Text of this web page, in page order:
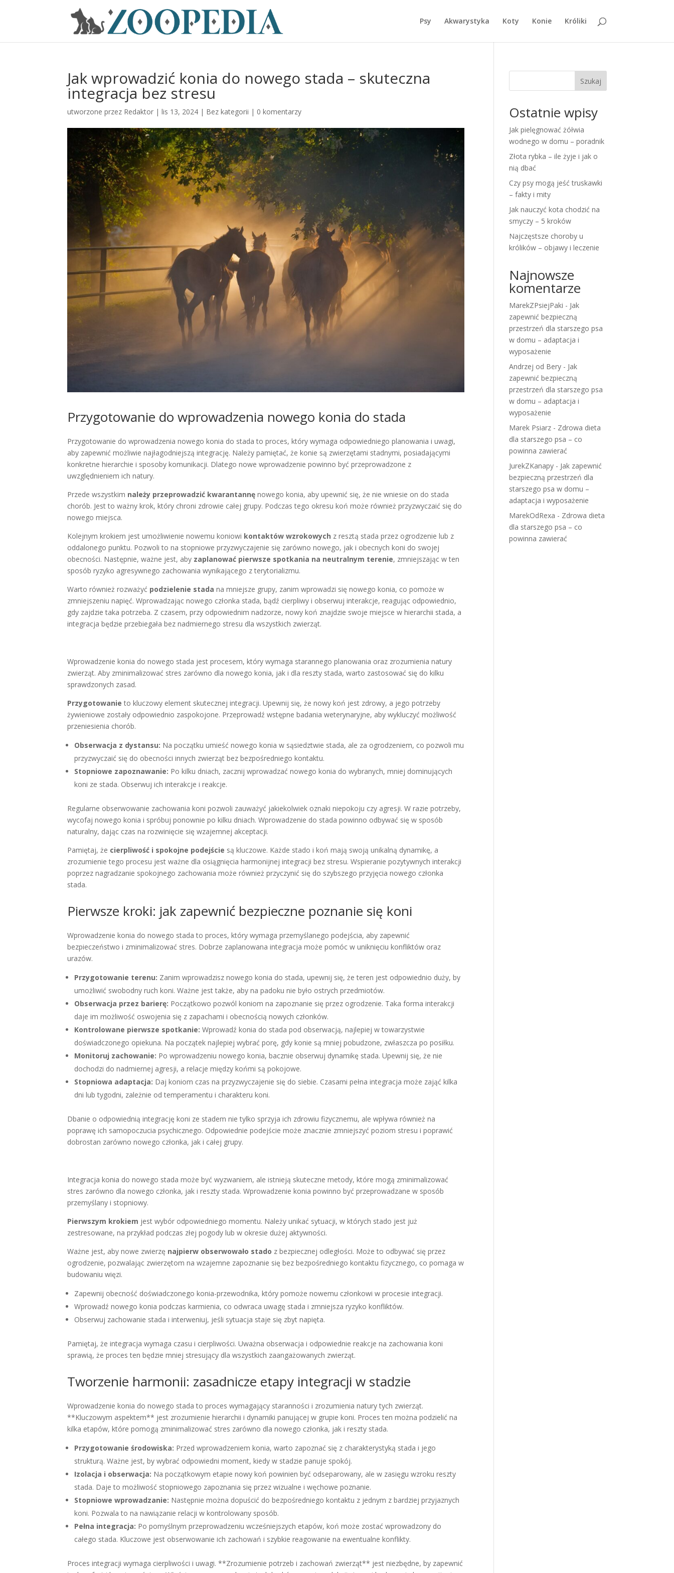
Psy Akwarystyka Koty Konie Króliki
Jak wprowadzić konia do nowego stada – skuteczna
integracja bez stresu
utworzone przez Redaktor |lis 13, 2024 | Bez kategorii | 0 komentarzy
Przygotowanie do wprowadzenia nowego konia do stada
Przygotowanie do wprowadzenia nowego konia do stada to proces, który wymaga odpowiedniego planowania i uwagi,
aby zapewnić możliwie najłagodniejszą integrację. Należy pamiętać, że konie są zwierzętami stadnymi, posiadającymi
konkretne hierarchie i sposoby komunikacji. Dlatego nowe wprowadzenie powinno być przeprowadzone z
uwzględnieniem ich natury.
Przede wszystkim należy przeprowadzić kwarantannę nowego konia, aby upewnić się, że nie wniesie on do stada
chorób. Jest to ważny krok, który chroni zdrowie całej grupy. Podczas tego okresu koń może również przyzwyczaić się do
nowego miejsca.
Kolejnym krokiem jest umożliwienie nowemu koniowi kontaktów wzrokowych z resztą stada przez ogrodzenie lub z
oddalonego punktu. Pozwoli to na stopniowe przyzwyczajenie się zarówno nowego, jak i obecnych koni do swojej
obecności. Następnie, ważne jest, aby zaplanować pierwsze spotkania na neutralnym terenie, zmniejszając w ten
sposób ryzyko agresywnego zachowania wynikającego z terytorializmu.
Warto również rozważyć podzielenie stada na mniejsze grupy, zanim wprowadzi się nowego konia, co pomoże w
zmniejszeniu napięć. Wprowadzając nowego członka stada, bądź cierpliwy i obserwuj interakcje, reagując odpowiednio,
gdy zajdzie taka potrzeba. Z czasem, przy odpowiednim nadzorze, nowy koń znajdzie swoje miejsce w hierarchii stada, a
integracja będzie przebiegała bez nadmiernego stresu dla wszystkich zwierząt.
Wprowadzenie konia do nowego stada jest procesem, który wymaga starannego planowania oraz zrozumienia natury
zwierząt. Aby zminimalizować stres zarówno dla nowego konia, jak i dla reszty stada, warto zastosować się do kilku
sprawdzonych zasad.
Przygotowanie to kluczowy element skutecznej integracji. Upewnij się, że nowy koń jest zdrowy, a jego potrzeby
żywieniowe zostały odpowiednio zaspokojone. Przeprowadź wstępne badania weterynaryjne, aby wykluczyć możliwość
przeniesienia chorób.
Obserwacja z dystansu: Na początku umieść nowego konia w sąsiedztwie stada, ale za ogrodzeniem, co pozwoli mu
przyzwyczaić się do obecności innych zwierząt bez bezpośredniego kontaktu.
Stopniowe zapoznawanie: Po kilku dniach, zacznij wprowadzać nowego konia do wybranych, mniej dominujących
koni ze stada. Obserwuj ich interakcje i reakcje.
Regularne obserwowanie zachowania koni pozwoli zauważyć jakiekolwiek oznaki niepokoju czy agresji. W razie potrzeby,
wycofaj nowego konia i spróbuj ponownie po kilku dniach. Wprowadzenie do stada powinno odbywać się w sposób
naturalny, dając czas na rozwinięcie się wzajemnej akceptacji.
Pamiętaj, że cierpliwość i spokojne podejście są kluczowe. Każde stado i koń mają swoją unikalną dynamikę, a
zrozumienie tego procesu jest ważne dla osiągnięcia harmonijnej integracji bez stresu. Wspieranie pozytywnych interakcji
poprzez nagradzanie spokojnego zachowania może również przyczynić się do szybszego przyjęcia nowego członka
stada.
Pierwsze kroki: jak zapewnić bezpieczne poznanie się koni
Wprowadzenie konia do nowego stada to proces, który wymaga przemyślanego podejścia, aby zapewnić
bezpieczeństwo i zminimalizować stres. Dobrze zaplanowana integracja może pomóc w uniknięciu konfliktów oraz
urazów.
Przygotowanie terenu: Zanim wprowadzisz nowego konia do stada, upewnij się, że teren jest odpowiednio duży, by
umożliwić swobodny ruch koni. Ważne jest także, aby na padoku nie było ostrych przedmiotów.
Obserwacja przez barierę: Początkowo pozwól koniom na zapoznanie się przez ogrodzenie. Taka forma interakcji
daje im możliwość oswojenia się z zapachami i obecnością nowych członków.
Kontrolowane pierwsze spotkanie: Wprowadź konia do stada pod obserwacją, najlepiej w towarzystwie
doświadczonego opiekuna. Na początek najlepiej wybrać porę, gdy konie są mniej pobudzone, zwłaszcza po posiłku.
Monitoruj zachowanie: Po wprowadzeniu nowego konia, bacznie obserwuj dynamikę stada. Upewnij się, że nie
dochodzi do nadmiernej agresji, a relacje między końmi są pokojowe.
Stopniowa adaptacja: Daj koniom czas na przyzwyczajenie się do siebie. Czasami pełna integracja może zająć kilka
dni lub tygodni, zależnie od temperamentu i charakteru koni.
Dbanie o odpowiednią integrację koni ze stadem nie tylko sprzyja ich zdrowiu fizycznemu, ale wpływa również na
poprawę ich samopoczucia psychicznego. Odpowiednie podejście może znacznie zmniejszyć poziom stresu i poprawić
dobrostan zarówno nowego członka, jak i całej grupy.
Integracja konia do nowego stada może być wyzwaniem, ale istnieją skuteczne metody, które mogą zminimalizować
stres zarówno dla nowego członka, jak i reszty stada. Wprowadzenie konia powinno być przeprowadzane w sposób
przemyślany i stopniowy.
Pierwszym krokiem jest wybór odpowiedniego momentu. Należy unikać sytuacji, w których stado jest już
zestresowane, na przykład podczas złej pogody lub w okresie dużej aktywności.
Ważne jest, aby nowe zwierzę najpierw obserwowało stado z bezpiecznej odległości. Może to odbywać się przez
ogrodzenie, pozwalając zwierzętom na wzajemne zapoznanie się bez bezpośredniego kontaktu fizycznego, co pomaga w
budowaniu więzi.
Zapewnij obecność doświadczonego konia-przewodnika, który pomoże nowemu członkowi w procesie integracji.
Wprowadź nowego konia podczas karmienia, co odwraca uwagę stada i zmniejsza ryzyko konfliktów.
Obserwuj zachowanie stada i interweniuj, jeśli sytuacja staje się zbyt napięta.
Pamiętaj, że integracja wymaga czasu i cierpliwości. Uważna obserwacja i odpowiednie reakcje na zachowania koni
sprawią, że proces ten będzie mniej stresujący dla wszystkich zaangażowanych zwierząt.
Tworzenie harmonii: zasadnicze etapy integracji w stadzie
Wprowadzenie konia do nowego stada to proces wymagający staranności i zrozumienia natury tych zwierząt.
**Kluczowym aspektem** jest zrozumienie hierarchii i dynamiki panującej w grupie koni. Proces ten można podzielić na
kilka etapów, które pomogą zminimalizować stres zarówno dla nowego członka, jak i reszty stada.
Przygotowanie środowiska: Przed wprowadzeniem konia, warto zapoznać się z charakterystyką stada i jego
strukturą. Ważne jest, by wybrać odpowiedni moment, kiedy w stadzie panuje spokój.
Izolacja i obserwacja: Na początkowym etapie nowy koń powinien być odseparowany, ale w zasięgu wzroku reszty
stada. Daje to możliwość stopniowego zapoznania się przez wizualne i węchowe poznanie.
Stopniowe wprowadzanie: Następnie można dopuścić do bezpośredniego kontaktu z jednym z bardziej przyjaznych
koni. Pozwala to na nawiązanie relacji w kontrolowany sposób.
Pełna integracja: Po pomyślnym przeprowadzeniu wcześniejszych etapów, koń może zostać wprowadzony do
całego stada. Kluczowe jest obserwowanie ich zachowań i szybkie reagowanie na ewentualne konflikty.
Proces integracji wymaga cierpliwości i uwagi. **Zrozumienie potrzeb i zachowań zwierząt** jest niezbędne, by zapewnić
Szukaj
Ostatnie wpisy
Jak pielęgnować żółwia
wodnego w domu – poradnik
Złota rybka – ile żyje i jak o
nią dbać
Czy psy mogą jeść truskawki
– fakty i mity
Jak nauczyć kota chodzić na
smyczy – 5 kroków
Najczęstsze choroby u
królików – objawy i leczenie
Najnowsze
komentarze
MarekZPsiejPaki - Jak
zapewnić bezpieczną
przestrzeń dla starszego psa
w domu – adaptacja i
wyposażenie
Andrzej od Bery - Jak
zapewnić bezpieczną
przestrzeń dla starszego psa
w domu – adaptacja i
wyposażenie
Marek Psiarz - Zdrowa dieta
dla starszego psa – co
powinna zawierać
JurekZKanapy - Jak zapewnić
bezpieczną przestrzeń dla
starszego psa w domu –
adaptacja i wyposażenie
MarekOdRexa - Zdrowa dieta
dla starszego psa – co
powinna zawierać